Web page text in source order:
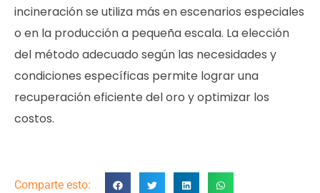
incineración se utiliza más en escenarios especiales
o en la producción a pequeña escala. La elección
del método adecuado según las necesidades y
condiciones específicas permite lograr una
recuperación eficiente del oro y optimizar los
costos.
Comparte esto: